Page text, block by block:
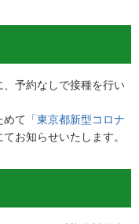
予約なしで接種を行い
めて 「東京都新型コロナ
てお知らせいたします。